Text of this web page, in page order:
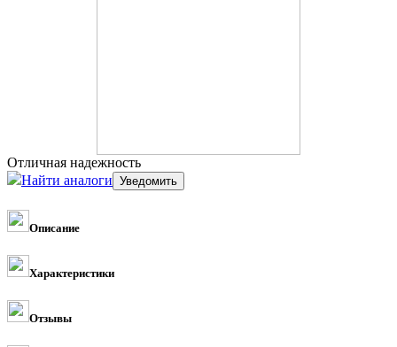
Отличная надежность
Найти аналоги
Описание
Характеристики
Отзывы